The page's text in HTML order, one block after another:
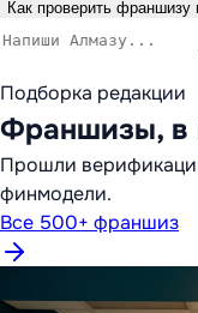
Как проверить франшизу
Подборка редакции
Франшизы, в
Прошли
финмодели.
Все 500+ франшиз